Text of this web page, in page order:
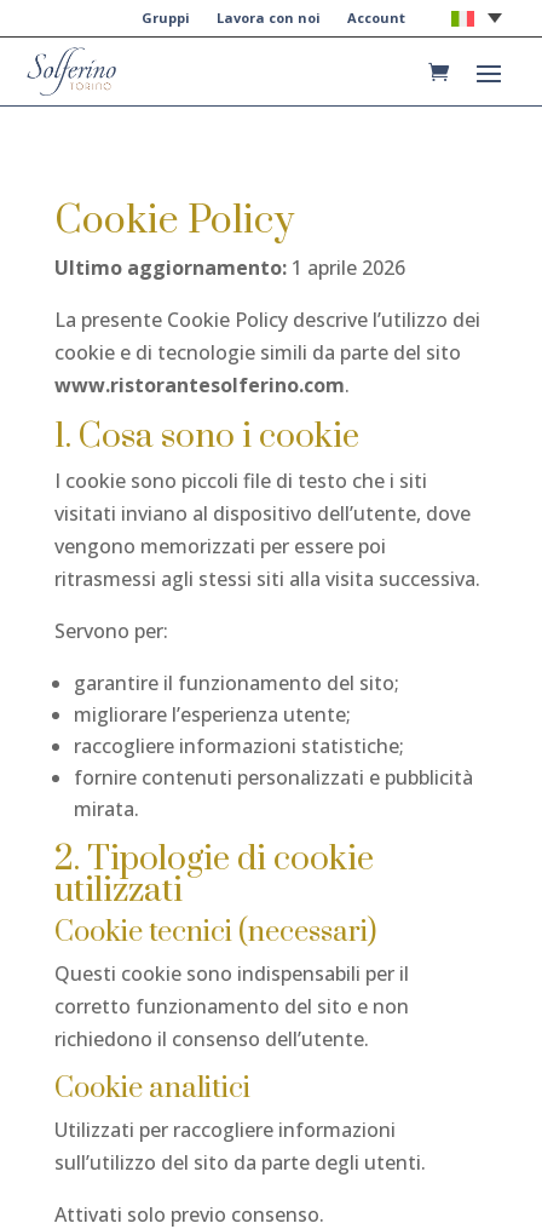
Gruppi Lavora con noi Account
Cookie Policy
Ultimo aggiornamento:1 aprile 2026
La presente Cookie Policy descrive l’utilizzo dei
cookie e di tecnologie simili da parte del sito
www.ristorantesolferino.com.
1. Cosa sono i cookie
I cookie sono piccoli file di testo che i siti
visitati inviano al dispositivo dell’utente, dove
vengono memorizzati per essere poi
ritrasmessi agli stessi siti alla visita successiva.
Servono per:
garantire il funzionamento del sito;
migliorare l’esperienza utente;
raccogliere informazioni statistiche;
fornire contenuti personalizzati e pubblicità
mirata.
2. Tipologie di cookie
utilizzati
Cookie tecnici (necessari)
Questi cookie sono indispensabili per il
corretto funzionamento del sito e non
richiedono il consenso dell’utente.
Cookie analitici
Utilizzati per raccogliere informazioni
sull’utilizzo del sito da parte degli utenti.
Attivati solo previo consenso.